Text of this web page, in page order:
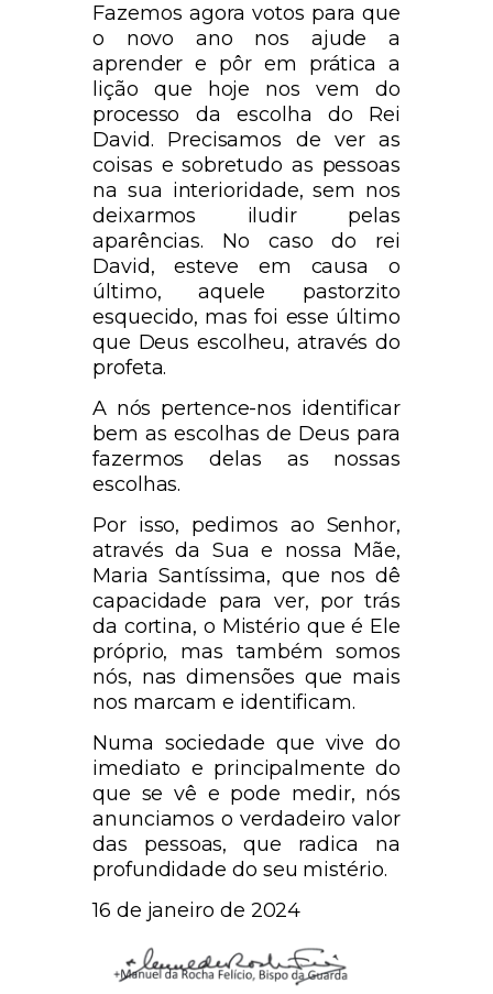
Fazemos agora votos para que
o novo ano nos ajude a
aprender e pôr em prática a
lição que hoje nos vem do
processo da escolha do Rei
David. Precisamos de ver as
coisas e sobretudo as pessoas
na sua interioridade, sem nos
deixarmos iludir pelas
aparências. No caso do rei
David, esteve em causa o
último, aquele pastorzito
esquecido, mas foi esse último
que Deus escolheu, através do
profeta.
A nós pertence-nos identificar
bem as escolhas de Deus para
fazermos delas as nossas
escolhas.
Por isso, pedimos ao Senhor,
através da Sua e nossa Mãe,
Maria Santíssima, que nos dê
capacidade para ver, por trás
da cortina, o Mistério que é Ele
próprio, mas também somos
nós, nas dimensões que mais
nos marcam e identificam.
Numa sociedade que vive do
imediato e principalmente do
que se vê e pode medir, nós
anunciamos o verdadeiro valor
das pessoas, que radica na
profundidade do seu mistério.
16 de janeiro de 2024